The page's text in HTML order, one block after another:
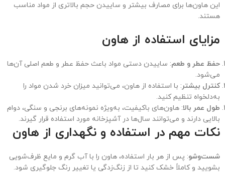
این هاون‌ها برای مصارف بیشتر و ساییدن حجم بالاتری از مواد مناسب
هستند.
مزایای استفاده از هاون
حفظ عطر و طعم: ساییدن دستی مواد باعث حفظ عطر و طعم اصلی آن‌ها
می‌شود.
کنترل بیشتر: با استفاده از هاون، می‌توانید میزان خرد شدن مواد را
به‌دلخواه تنظیم کنید.
طول عمر بالا: هاون‌های باکیفیت، به‌ویژه نمونه‌های برنجی و سنگی، دوام
بالایی دارند و می‌توانند سال‌ها در آشپزخانه مورد استفاده قرار گیرند.
نکات مهم در استفاده و نگهداری از هاون
شست‌وشو: پس از هر بار استفاده، هاون را با آب گرم و مایع ظرف‌شویی
بشویید و کاملاً خشک کنید تا از زنگ‌زدگی یا تغییر رنگ جلوگیری شود.